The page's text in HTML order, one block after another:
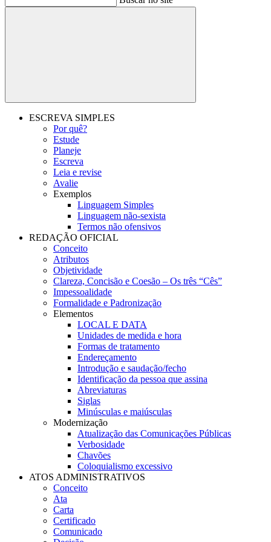
Buscar
ESCREVA SIMPLES
Por quê?
Estude
Planeje
Escreva
Leia e revise
Avalie
Exemplos
Linguagem Simples
Linguagem não-sexista
Termos não ofensivos
REDAÇÃO OFICIAL
Conceito
Atributos
Objetividade
Clareza, Concisão e Coesão – Os três “Cês”
Impessoalidade
Formalidade e Padronização
Elementos
LOCAL E DATA
Unidades de medida e hora
Formas de tratamento
Endereçamento
Introdução e saudação/fecho
Identificação da pessoa que assina
Abreviaturas
Siglas
Minúsculas e maiúsculas
Modernização
Atualização das Comunicações Públicas
Verbosidade
Chavões
Coloquialismo excessivo
ATOS ADMINISTRATIVOS
Conceito
Ata
Carta
Certificado
Comunicado